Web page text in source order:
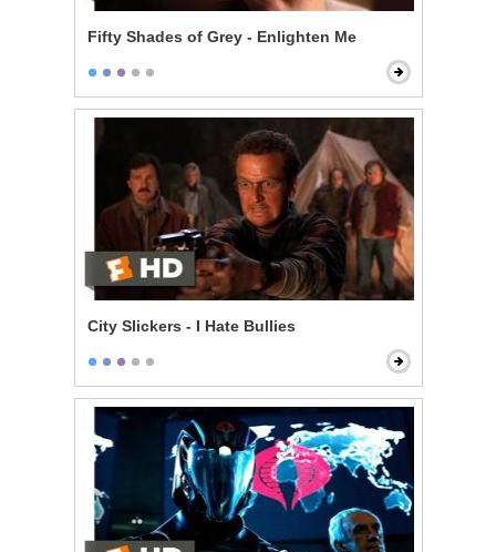
Fifty Shades of Grey - Enlighten Me
City Slickers - I Hate Bullies